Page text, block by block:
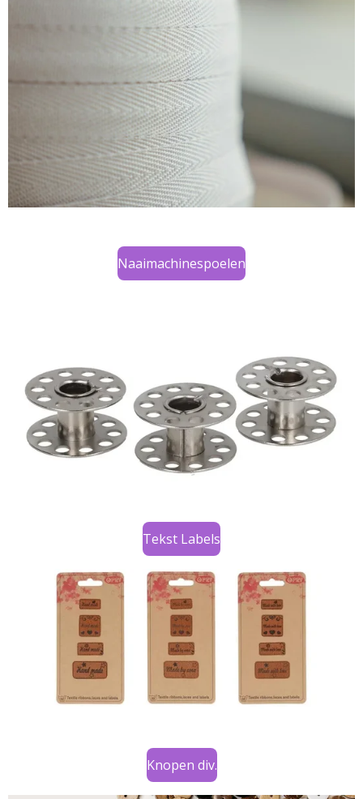
Naaimachinespoelen
Tekst Labels
Knopen div.